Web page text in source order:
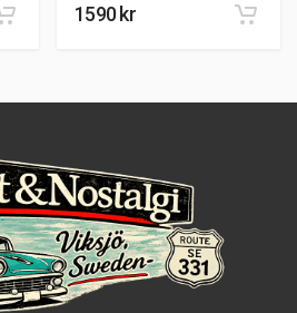
1590kr